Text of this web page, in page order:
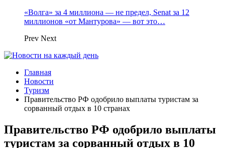
«Волга» за 4 миллиона — не предел, Senat за 12
миллионов «от Мантурова» — вот это…
Prev Next
Главная
Новости
Туризм
Правительство РФ одобрило выплаты туристам за
сорванный отдых в 10 странах
Правительство РФ одобрило выплаты
туристам за сорванный отдых в 10